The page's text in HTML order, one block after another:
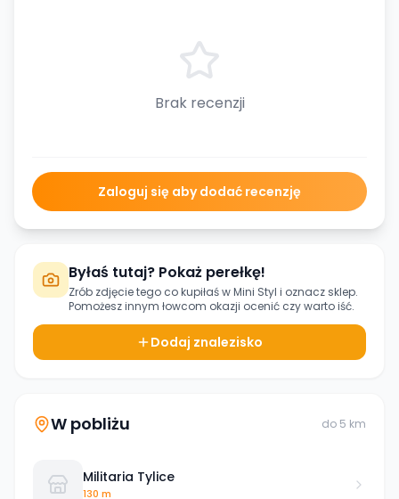
Brak recenzji
Zaloguj się aby dodać recenzję
Byłaś tutaj? Pokaż perełkę!
Zrób zdjęcie tego co kupiłaś wMini Styl i oznacz sklep.
Pomożesz innym łowcom okazji ocenić czy warto iść.
Dodaj znalezisko
W pobliżu do 5 km
Militaria Tylice
130 m